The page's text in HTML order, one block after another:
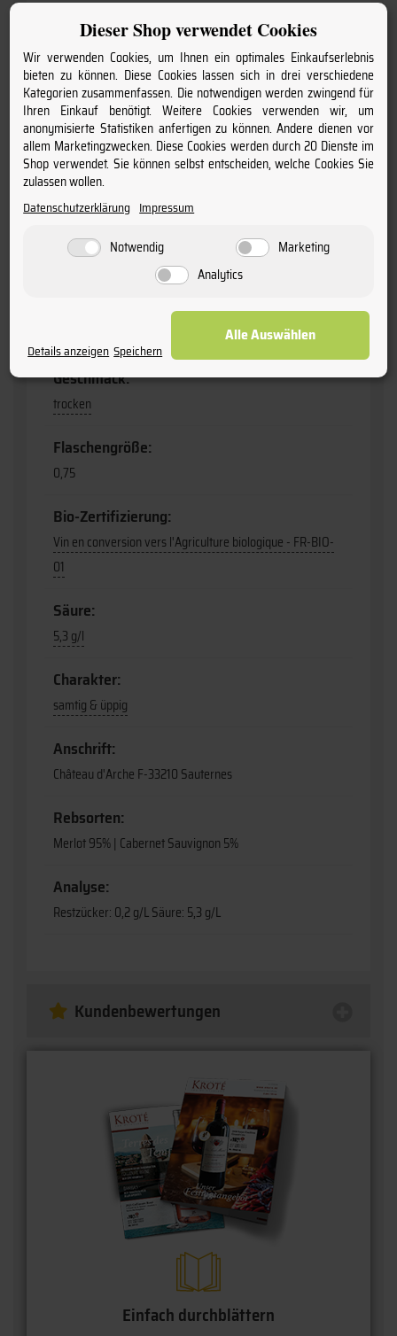
Information:
enthält Sulfite
Anbaugebiet:
Bordeaux
Restzucker:
Jahrgang:
Geschmack:
trocken
Flaschengröße:
0,75
Bio-Zertifizierung:
Vin en conversion vers l'Agriculture biologique - FR-BIO-
01
Säure:
5,3 g/l
Charakter:
samtig & üppig
Anschrift:
Château d'Arche F-33210 Sauternes
Rebsorten:
Merlot 95% | Cabernet Sauvignon 5%
Analyse:
Restzücker: 0,2 g/L Säure: 5,3 g/L
Kundenbewertungen
Einfach durchblättern
Dieser Shop verwendet Cookies
Wir verwenden Cookies, um Ihnen ein optimales Einkaufserlebnis
bieten zu können. Diese Cookies lassen sich in drei verschiedene
Kategorien zusammenfassen. Die notwendigen werden zwingend für
Ihren Einkauf benötigt. Weitere Cookies verwenden wir, um
anonymisierte Statistiken anfertigen zu können. Andere dienen vor
allem Marketingzwecken. Diese Cookies werden durch 20 Dienste im
Shop verwendet. Sie können selbst entscheiden, welche Cookies Sie
zulassen wollen.
Datenschutzerklärung Impressum
Notwendig
Marketing
Analytics
Details anzeigen Speichern
Alle Auswählen